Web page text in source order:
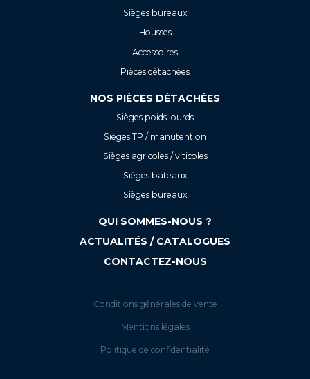
Sièges bureaux
Housses
Accessoires
Pièces détachées
NOS PIÈCES DÉTACHÉES
Sièges poids lourds
Sièges TP / manutention
Sièges agricoles / viticoles
Sièges bateaux
Sièges bureaux
QUI SOMMES-NOUS ?
ACTUALITÉS / CATALOGUES
CONTACTEZ-NOUS
Conditions générales de vente
Mentions légales
Politique de confidentialité